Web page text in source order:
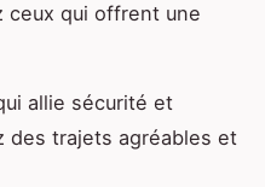
ceux qui offrent une
allie sécurité et
des trajets agréables et